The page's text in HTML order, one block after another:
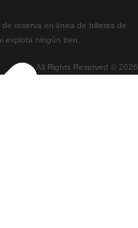
All Rights Reserved © 2026
reserva en línea de billetes de
explota ningún tren.